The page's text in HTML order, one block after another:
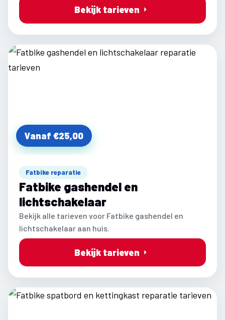
Bekijk tarieven
Vanaf €25,00
Fatbike reparatie
Fatbike gashendel en
lichtschakelaar
Bekijk alle tarieven voor Fatbike gashendel en
lichtschakelaar aan huis.
Bekijk tarieven